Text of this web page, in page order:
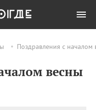
Поздравления с началом
весны
Все
Преображение
Господне у западных